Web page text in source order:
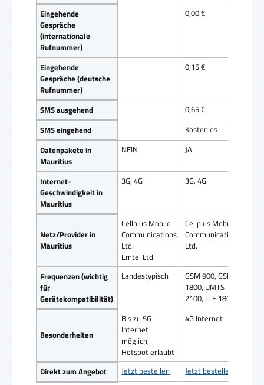
Eingehende
Gespräche
(internationale
Rufnummer)
0,00 €
Eingehende
Gespräche (deutsche
Rufnummer)
0,15 €
SMS ausgehend 0,65 €
SMS eingehend
Kostenlos
Datenpakete in
Mauritius
NEIN JA
Internet-
Geschwindigkeit in
Mauritius
3G, 4G 3G, 4G
Netz/Provider in
Mauritius
Cellplus Mobile
Communications
Ltd.
Emtel Ltd.
Cellplus Mobile
Communications
Ltd.
Frequenzen (wichtig
für
Gerätekompatibilität)
Landestypisch
GSM 900, GSM
1800, UMTS
2100, LTE 1800
Besonderheiten
Bis zu 5G
Internet
möglich,
Hotspot erlaubt
4G Internet
Direkt zum Angebot Jetzt bestellen Jetzt bestellen